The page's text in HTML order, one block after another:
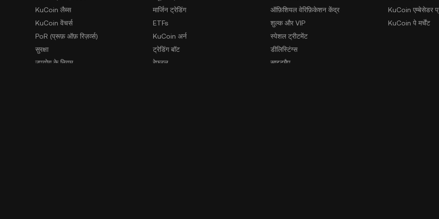
KuCoin लैब्स
KuCoin वेंचर्स
PoR (प्रूफ़ ऑफ़ रिज़र्व्स)
सुरक्षा
उपयोग के नियम
मार्जिन ट्रेडिंग
ETFs
KuCoin अर्न
ट्रेडिंग बॉट
रेफ़रल
ऑफ़िशियल वेरिफ़िकेशन केंद्र
शुल्क और VIP
स्पेशल ट्रीटमेंट
डीलिस्टिंग्स
साइटमैप
KuCoin एम्बेसेडर
KuCoin पे मर्चेंट